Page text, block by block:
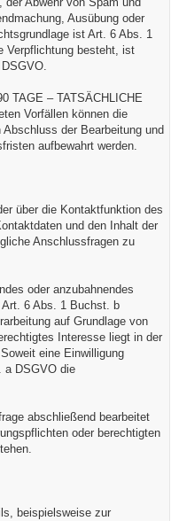
Ausübung oder
ist Art. 6 Abs. 1
Verpflichtung besteht, ist
TAGE – TATSÄCHLICHE
Vorfällen können die
der Bearbeitung und
aufbewahrt werden.
über die Kontaktfunktion des
und den Inhalt der
Anschlussfragen zu
oder anzubahnendes
6 Abs. 1 Buchst. b
auf Grundlage von
Interesse liegt in der
eine Einwilligung
a DSGVO die
abschließend bearbeitet
oder berechtigten
beispielsweise zur